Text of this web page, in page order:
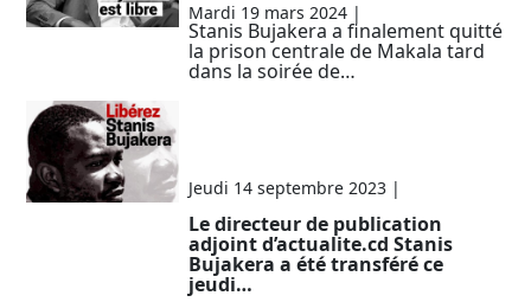
Mardi 19 mars 2024 |
Stanis Bujakera a finalement quitté
la prison centrale de Makala tard
dans la soirée de…
Jeudi 14 septembre 2023 |
Communication
Le directeur de publication
adjoint d’actualite.cd Stanis
Bujakera a été transféré ce
jeudi…